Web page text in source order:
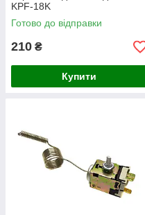
KPF-18K
Готово до відправки
210 ₴
Купити